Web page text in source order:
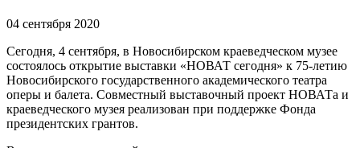
04 сентября 2020
Сегодня, 4 сентября, в Новосибирском краеведческом музее
состоялось открытие выставки «НОВАТ сегодня» к 75-летию
Новосибирского государственного академического театра
оперы и балета. Совместный выставочный проект НОВАТа и
краеведческого музея реализован при поддержке Фонда
президентских грантов.